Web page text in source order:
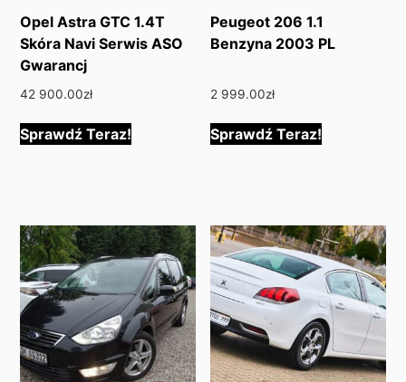
Opel Astra GTC 1.4T
Skóra Navi Serwis ASO
Gwarancj
42 900.00zł
Sprawdź Teraz!
Peugeot 206 1.1
Benzyna 2003 PL
2 999.00zł
Sprawdź Teraz!